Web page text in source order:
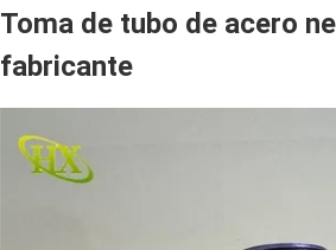
Toma de tubo de acero
fabricante